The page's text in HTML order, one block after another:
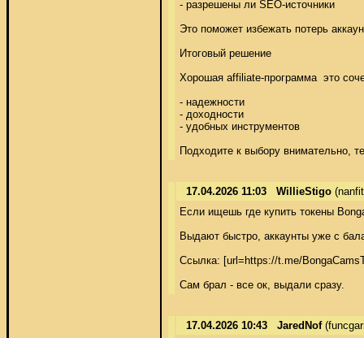
- разрешены ли SEO-источники
Это поможет избежать потерь
Итоговый решение
Хорошая affiliate-программа  это
- надежности
- доходности
- удобных инструментов
Подходите к выбору внимательно,
17.04.2026 11:03 WillieStigo
Если ищешь где купить токены
Выдают быстро, аккаунты уже с
Ссылка: [url=https://t.me/
Сам брал - все ок, выдали сразу.
17.04.2026 10:43 JaredNof